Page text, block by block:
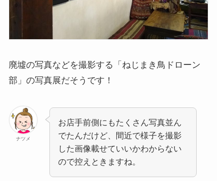
廃墟の写真などを撮影する「ねじまき鳥ドローン
部」の写真展だそうです！
ナツメ
お店手前側にもたくさん写真並ん
でたんだけど、間近で様子を撮影
した画像載せていいかわからない
ので控えときますね。